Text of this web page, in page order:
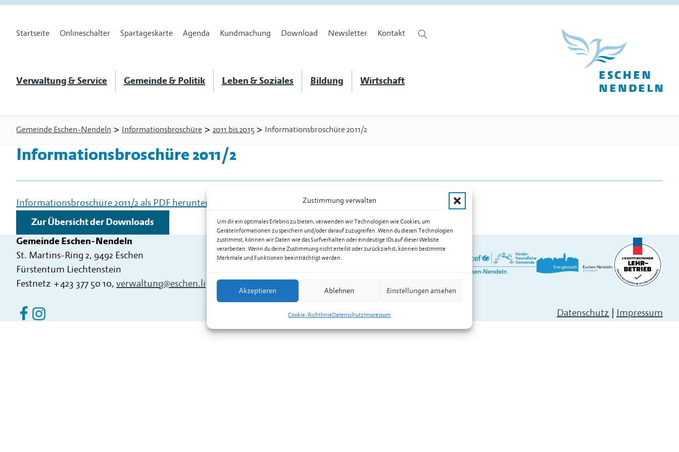
Zustimmung verwalten
Um dir ein optimales Erlebnis zu bieten, verwenden wir Technologien wie Cookies, um
Geräteinformationen zu speichern und/oder darauf zuzugreifen. Wenn du diesen Technologien
zustimmst, können wir Daten wie das Surfverhalten oder eindeutige IDs auf dieser Website
verarbeiten. Wenn du deine Zustimmung nicht erteilst oder zurückziehst, können bestimmte
Merkmale und Funktionen beeinträchtigt werden.
Akzeptieren Ablehnen Einstellungen ansehen
Cookie-RichtlinieDatenschutzImpressum
Startseite Onlineschalter Spartageskarte Agenda Kundmachung Download Newsletter Kontakt
Verwaltung & Service Gemeinde & Politik Leben & Soziales Bildung Wirtschaft
Gemeinde Eschen-Nendeln > Informationsbroschüre > 2011 bis 2015 > Informationsbroschüre 2011/2
Informationsbroschüre 2011/2
Informationsbroschüre 2011/2 als PDF herunterladen
Zur Übersicht der Downloads
Gemeinde Eschen-Nendeln
St. Martins-Ring 2, 9492 Eschen
Fürstentum Liechtenstein
Festnetz +423 377 50 10, verwaltung@eschen.li
Eschen Nendeln auf Facebook
Eschen Nendeln auf Instagram
Datenschutz | Impressum